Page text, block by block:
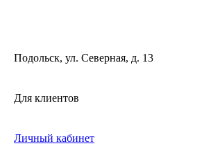
Подольск, ул. Северная, д. 13
Для клиентов
Личный кабинет